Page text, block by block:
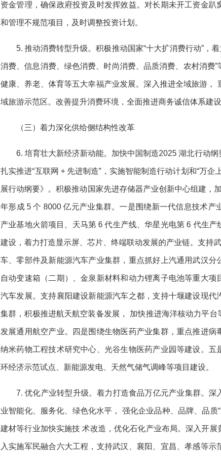
资金管理，确保政府投资及时发挥效益。对长期未开工资金
和管理不规范项目，及时调整投资计划。
5. 推动消费转型升级。积极推动国家“十大扩消费行动”，
消费、信息消费、绿色消费、时尚消费、品质消费、农村消费
健康、养老、体育等五大幸福产业发展。深入推进全域旅游，
域旅游示范区。改善提升消费环境，全面推进商务诚信体系建
（三）着力深化供给侧结构性改革
6. 培育壮大新经济新动能。加快中国制造2025 湖北行动
扎实推进“互联网 + 先进制造”，实施智能制造行动计划和“万
展行动纲要》。积极推动国家先进存储器产业创新中心组建，
年形成 5 个 8000 亿元产业集群。一是围绕新一代信息技术
产业基地火箭项目、天马第 6 代生产线、华星光电第 6 代生
建设，着力打造显示屏、芯片、终端联动发展的产业链。支持
车、零部件及新能源汽车产业集群，重点抓好上汽通用武汉
自动变速箱（二期）、金泉新材料和动力锂离子电池等重大
汽车发展。支持襄阳建设新能源汽车之都，支持十堰建设现
集群，积极推进航天航空装备发展， 加快推进海洋核动力平
发展通用航空产业。四是围绕生物医药产业集群，重点推进
纳米药物工程技术研究中心、光谷生物医药产业园等建设。
环经济示范试点、新能源发电、天然气储气调峰等项目建设。
7. 优化产业转型升级。着力打造食品万亿元产业集群。
业智能化、服务化、绿色化水平， 强化企业品种、品牌、品质
建材等行业加快实施技 术改造，优化石化产业布局。深入开
入实施军民融合六大工程，支持武汉、襄阳、宜昌、孝感等